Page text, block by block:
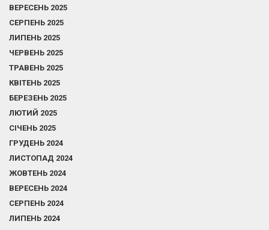
ВЕРЕСЕНЬ 2025
СЕРПЕНЬ 2025
ЛИПЕНЬ 2025
ЧЕРВЕНЬ 2025
ТРАВЕНЬ 2025
КВІТЕНЬ 2025
БЕРЕЗЕНЬ 2025
ЛЮТИЙ 2025
СІЧЕНЬ 2025
ГРУДЕНЬ 2024
ЛИСТОПАД 2024
ЖОВТЕНЬ 2024
ВЕРЕСЕНЬ 2024
СЕРПЕНЬ 2024
ЛИПЕНЬ 2024